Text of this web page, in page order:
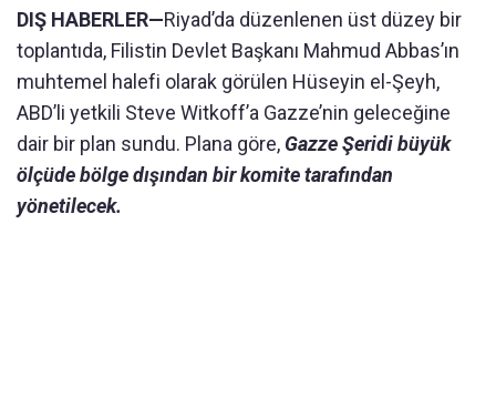
DIŞ HABERLER—Riyad’da düzenlenen üst düzey bir
toplantıda, Filistin Devlet Başkanı Mahmud Abbas’ın
muhtemel halefi olarak görülen Hüseyin el-Şeyh,
ABD’li yetkili Steve Witkoff’a Gazze’nin geleceğine
dair bir plan sundu. Plana göre, Gazze Şeridi büyük
ölçüde bölge dışından bir komite tarafından
yönetilecek.